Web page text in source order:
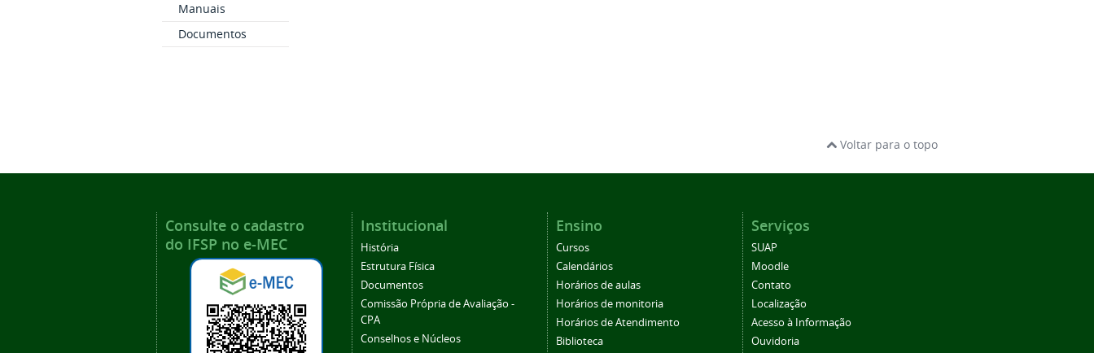
Manuais
Documentos
Voltar para o topo
Consulte o cadastro
do IFSP no e-MEC
Institucional
História
Estrutura Física
Documentos
Comissão Própria de Avaliação -
CPA
Conselhos e Núcleos
Ensino
Cursos
Calendários
Horários de aulas
Horários de monitoria
Horários de Atendimento
Biblioteca
Serviços
SUAP
Moodle
Contato
Localização
Acesso à Informação
Ouvidoria